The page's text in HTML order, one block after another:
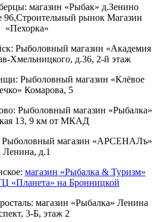
магазин «Рыбак» д.Зенино
96,Строительный рынок Магазин
«Пехорка»
Рыболовный магазин «Академия
Хмельницкого, д.36, 2-й этаж
Рыболовный магазин «Клёвое
Комарова, 5
Рыболовный магазин «Рыбалка»
13, 9 км от МКАД
Рыболовный магазин «АРСЕНАЛъ»
Ленина, д.1
магазин «Рыбалка & Туризм»
«Планета» на Бронницкой
магазин «Рыбалка» Ленина
3-Б, этаж 2